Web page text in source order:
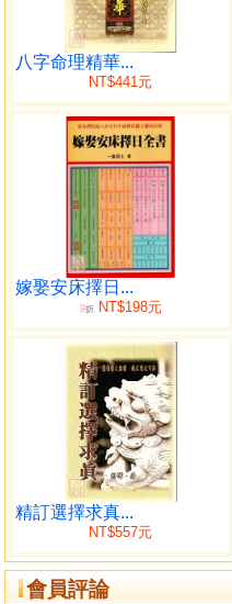
第一篇 五行篇
起四柱法
幹枝五行
看日干之強弱
取用神法
論日主五行宜忌
論四時五行宜忌
論五行生剋制化宜忌
十日幹喜用提要
第二篇 姓名學八十一數源由
洛書
蔡九峰皇極八十一名數圖
八十一數原圖
熊崎式八十一數吉凶表
八十一數吉凶靈動歌訣
第三篇 數理五行
數理五行之情性
天格、人格、地格之數理
總格之數理
撰名吉劃數配合便覽
第四篇 音靈五行
音靈五行之應用
八字命理精華...
NT$441元
嫁娶安床擇日...
9折NT$198元
精訂選擇求真...
NT$557元
會員評論